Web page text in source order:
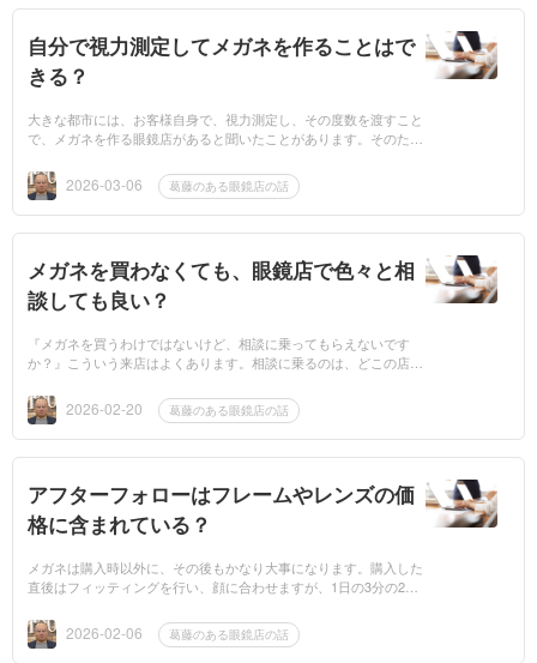
自分で視力測定してメガネを作ることはで
きる？
大きな都市には、お客様自身で、視力測定し、その度数を渡すこと
で、メガネを作る眼鏡店があると聞いたことがあります。そのた
れることもあり...
2026-03-06 葛藤のある眼鏡店の話
メガネを買わなくても、眼鏡店で色々と相
談しても良い？
『メガネを買うわけではないけど、相談に乗ってもらえないです
か？』こういう来店はよくあります。相談に乗るのは、どこの店で
範囲なら解決で...
2026-02-20 葛藤のある眼鏡店の話
アフターフォローはフレームやレンズの価
格に含まれている？
メガネは購入時以外に、その後もかなり大事になります。購入した
直後はフィッティングを行い、顔に合わせますが、1日の3分の2は
たまま寝てしま...
2026-02-06 葛藤のある眼鏡店の話